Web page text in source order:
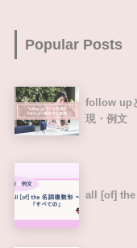
Popular Posts
follow up
現・例文
all [of] the